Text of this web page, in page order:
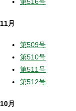
11月
第509号
第510号
第511号
第512号
10月